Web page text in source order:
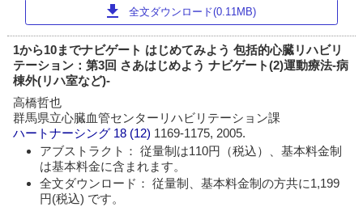
download 全文ダウンロード(0.11MB)
1から10までナビゲート はじめてみよう 包括的心臓リハビリ
テーション：第3回 さあはじめよう ナビゲート(2)運動療法‐病
棟外(リハ室など)‐
高橋哲也
群馬県立心臓血管センターリハビリテーション課
ハートナーシング 18 (12) 1169-1175, 2005.
アブストラクト： 従量制は110円（税込）、基本料金制
は基本料金に含まれます。
全文ダウンロード： 従量制、基本料金制の方共に1,199
円(税込) です。